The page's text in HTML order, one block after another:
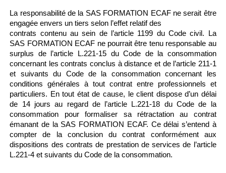
La responsabilité de la SAS FORMATION ECAF ne serait être
engagée envers un tiers selon l’effet relatif des
contrats contenu au sein de l’article 1199 du Code civil. La
SAS FORMATION ECAF ne pourrait être tenu responsable au
surplus de l’article L.221-15 du Code de la consommation
concernant les contrats conclus à distance et de l’article 211-1
et suivants du Code de la consommation concernant les
conditions générales à tout contrat entre professionnels et
particuliers. En tout état de cause, le client dispose d’un délai
de 14 jours au regard de l’article L.221-18 du Code de la
consommation pour formaliser sa rétractation au contrat
émanant de la SAS FORMATION ECAF. Ce délai s’entend à
compter de la conclusion du contrat conformément aux
dispositions des contrats de prestation de services de l’article
L.221-4 et suivants du Code de la consommation.